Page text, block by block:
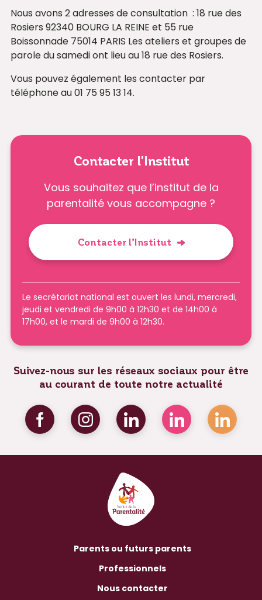
Nous avons 2 adresses de consultation : 18 rue des
Rosiers 92340 BOURG LA REINE et 55 rue
Boissonnade 75014 PARIS Les ateliers et groupes de
parole du samedi ont lieu au 18 rue des Rosiers.
Vous pouvez également les contacter par
téléphone au 01 75 95 13 14.
Contacter l'Institut
Vous souhaitez que l’institut de la
parentalité vous accompagne ?
Contacter l’Institut
Le secrétariat national est ouvert les lundi, mercredi,
jeudi et vendredi de 9h00 à 12h30 et de 14h00 à
17h00, et le mardi de 9h00 à 12h30.
Suivez-nous sur les réseaux sociaux pour être
au courant de toute notre actualité
Parents ou futurs parents
Professionnels
Nous contacter